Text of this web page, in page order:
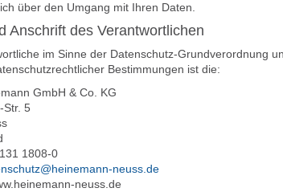
über den Umgang mit Ihren Daten.
Anschrift des Verantwortlichen
im Sinne der Datenschutz-Grundverordnung
Bestimmungen ist die:
GmbH & Co. KG
Str. 5
1808-0
neuss.de
neuss.de